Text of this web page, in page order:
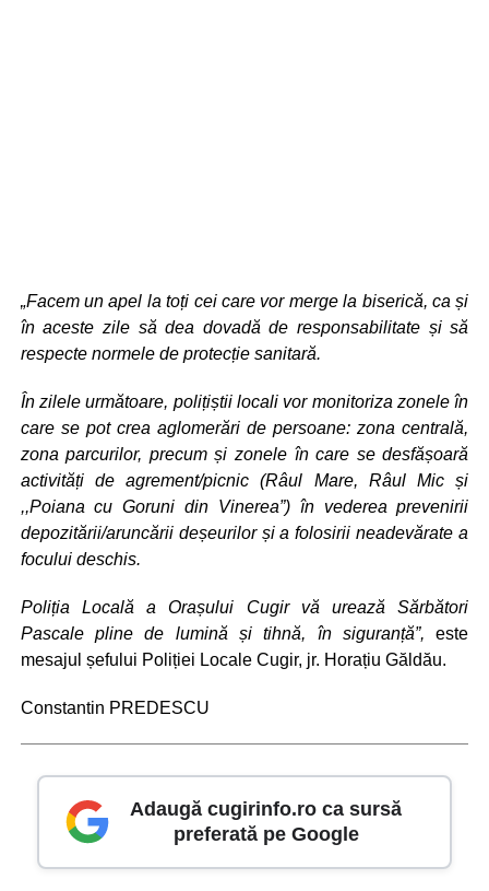
„Facem un apel la toți cei care vor merge la biserică, ca și
în aceste zile să dea dovadă de responsabilitate și să
respecte normele de protecție sanitară.
În zilele următoare, polițiștii locali vor monitoriza zonele în
care se pot crea aglomerări de persoane: zona centrală,
zona parcurilor, precum și zonele în care se desfășoară
activități de agrement/picnic (Râul Mare, Râul Mic și
,,Poiana cu Goruni din Vinerea”) în vederea prevenirii
depozitării/aruncării deșeurilor și a folosirii neadevărate a
focului deschis.
Poliția Locală a Orașului Cugir vă urează Sărbători
Pascale pline de lumină și tihnă, în siguranță”, este
mesajul șefului Poliției Locale Cugir, jr. Horațiu Găldău.
Constantin PREDESCU
Adaugă cugirinfo.ro ca sursă
preferată pe Google